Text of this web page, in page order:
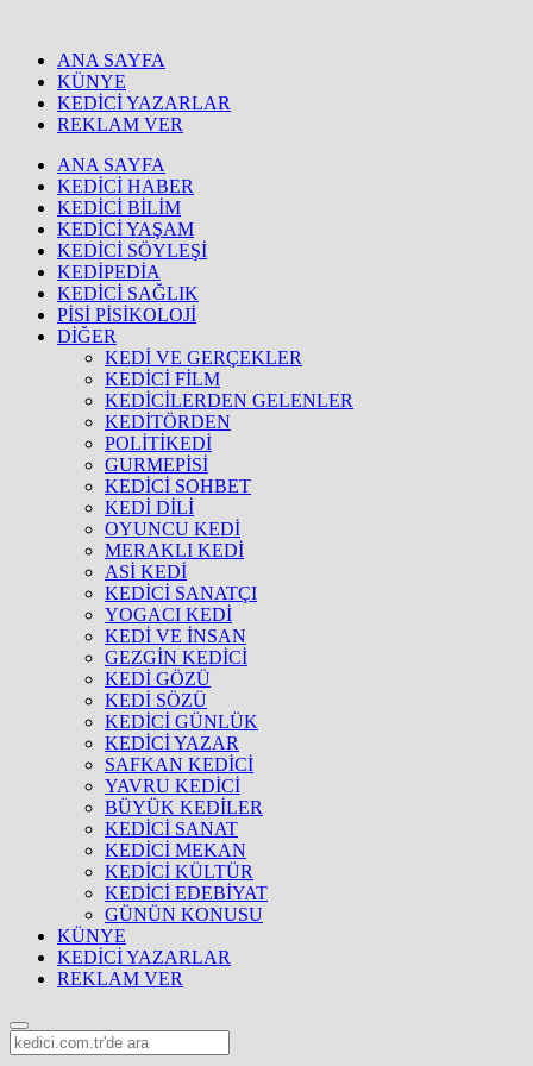
ANA SAYFA
KÜNYE
KEDİCİ YAZARLAR
REKLAM VER
ANA SAYFA
KEDİCİ HABER
KEDİCİ BİLİM
KEDİCİ YAŞAM
KEDİCİ SÖYLEŞİ
KEDİPEDİA
KEDİCİ SAĞLIK
PİSİ PİSİKOLOJİ
DİĞER
KEDİ VE GERÇEKLER
KEDİCİ FİLM
KEDİCİLERDEN GELENLER
KEDİTÖRDEN
POLİTİKEDİ
GURMEPİSİ
KEDİCİ SOHBET
KEDİ DİLİ
OYUNCU KEDİ
MERAKLI KEDİ
ASİ KEDİ
KEDİCİ SANATÇI
YOGACI KEDİ
KEDİ VE İNSAN
GEZGİN KEDİCİ
KEDİ GÖZÜ
KEDİ SÖZÜ
KEDİCİ GÜNLÜK
KEDİCİ YAZAR
SAFKAN KEDİCİ
YAVRU KEDİCİ
BÜYÜK KEDİLER
KEDİCİ SANAT
KEDİCİ MEKAN
KEDİCİ KÜLTÜR
KEDİCİ EDEBİYAT
GÜNÜN KONUSU
KÜNYE
KEDİCİ YAZARLAR
REKLAM VER